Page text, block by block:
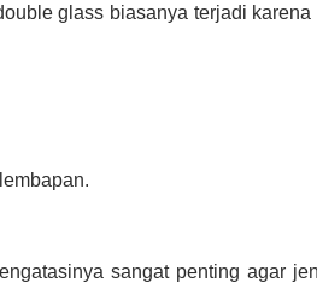
glass biasanya terjadi
sangat penting agar